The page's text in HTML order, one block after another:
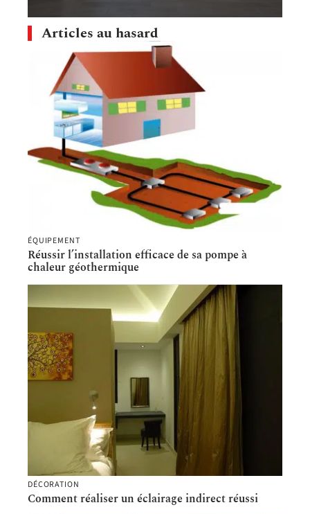
Articles au hasard
ÉQUIPEMENT
Réussir l’installation efficace de sa pompe à
chaleur géothermique
DÉCORATION
Comment réaliser un éclairage indirect réussi